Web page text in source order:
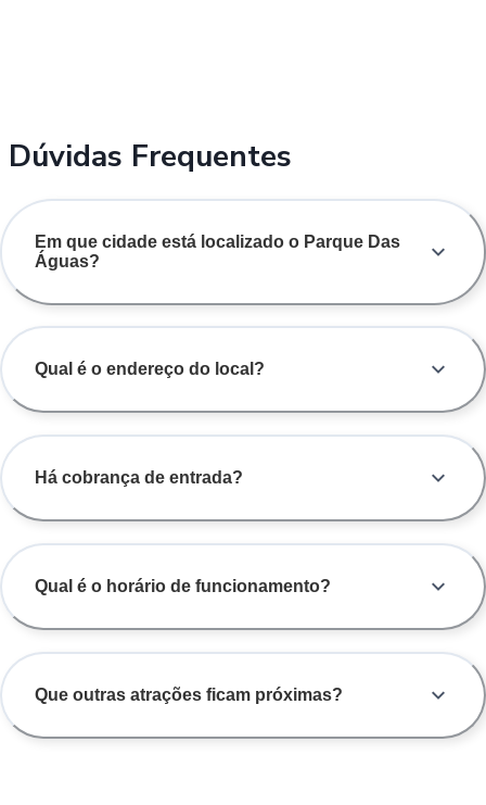
Dúvidas Frequentes
Em que cidade está localizado o Parque Das
Águas?
Qual é o endereço do local?
Há cobrança de entrada?
Qual é o horário de funcionamento?
Que outras atrações ficam próximas?